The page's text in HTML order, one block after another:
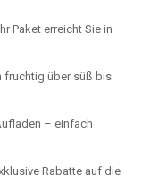
Paket erreicht Sie in
fruchtig über süß bis
– einfach
Rabatte auf die